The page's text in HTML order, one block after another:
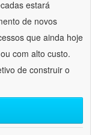
estará
de novos
que ainda hoje
com alto custo.
de construir o